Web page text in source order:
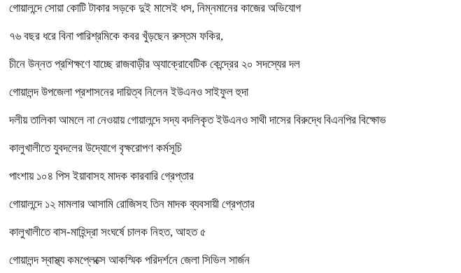
গোয়ালন্দে সোয়া কোটি টাকার সড়কে দুই মাসেই ধস, নিম্নমানের কাজের অভিযোগ
৭৬ বছর ধরে বিনা পারিশ্রমিকে কবর খুঁড়ছেন রুস্তম ফকির,
চীনে উন্নত প্রশিক্ষণে যাচ্ছে রাজবাড়ীর অ্যাক্রোবেটিক কেন্দ্রের ২০ সদস্যের দল
গোয়ালন্দ উপজেলা প্রশাসনের দায়িত্ব নিলেন ইউএনও সাইফুল হুদা
দলীয় তালিকা আমলে না নেওয়ায় গোয়ালন্দে সদ্য বদলিকৃত ইউএনও সাথী দাসের বিরুদ্ধে বিএনপির বিক্ষোভ
কালুখালীতে যুবদলের উদ্যোগে বৃক্ষরোপণ কর্মসূচি
পাংশায় ১০৪ পিস ইয়াবাসহ মাদক কারবারি গ্রেপ্তার
গোয়ালন্দে ১২ মামলার আসামি রোজিসহ তিন মাদক ব্যবসায়ী গ্রেপ্তার
কালুখালীতে বাস-মাহিন্দ্রা সংঘর্ষে চালক নিহত, আহত ৫
গোয়ালন্দ স্বাস্থ্য কমপ্লেক্সে আকস্মিক পরিদর্শনে জেলা সিভিল সার্জন